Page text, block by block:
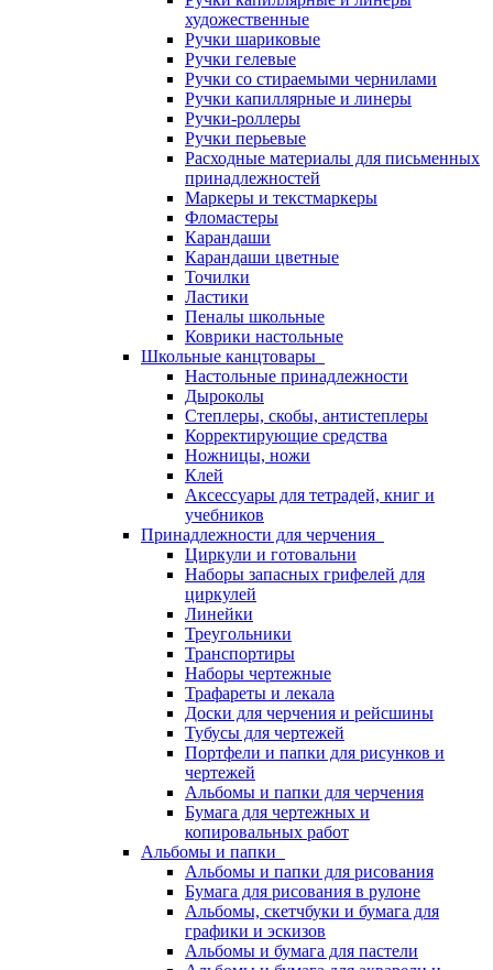
художественные
Ручки шариковые
Ручки гелевые
Ручки со стираемыми чернилами
Ручки капиллярные и линеры
Ручки-роллеры
Ручки перьевые
Расходные материалы для письменных
принадлежностей
Маркеры и текстмаркеры
Фломастеры
Карандаши
Карандаши цветные
Точилки
Ластики
Пеналы школьные
Коврики настольные
Школьные канцтовары
Настольные принадлежности
Дыроколы
Степлеры, скобы, антистеплеры
Корректирующие средства
Ножницы, ножи
Клей
Аксессуары для тетрадей, книг и
учебников
Принадлежности для черчения
Циркули и готовальни
Наборы запасных грифелей для
циркулей
Линейки
Треугольники
Транспортиры
Наборы чертежные
Трафареты и лекала
Доски для черчения и рейсшины
Тубусы для чертежей
Портфели и папки для рисунков и
чертежей
Альбомы и папки для черчения
Бумага для чертежных и
копировальных работ
Альбомы и папки
Альбомы и папки для рисования
Бумага для рисования в рулоне
Альбомы, скетчбуки и бумага для
графики и эскизов
Альбомы и бумага для пастели